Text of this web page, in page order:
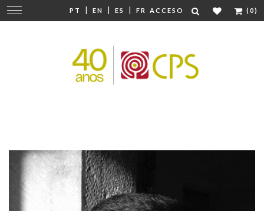
PT | EN | ES | FR ACCESO (0)
Cambiar
navegación